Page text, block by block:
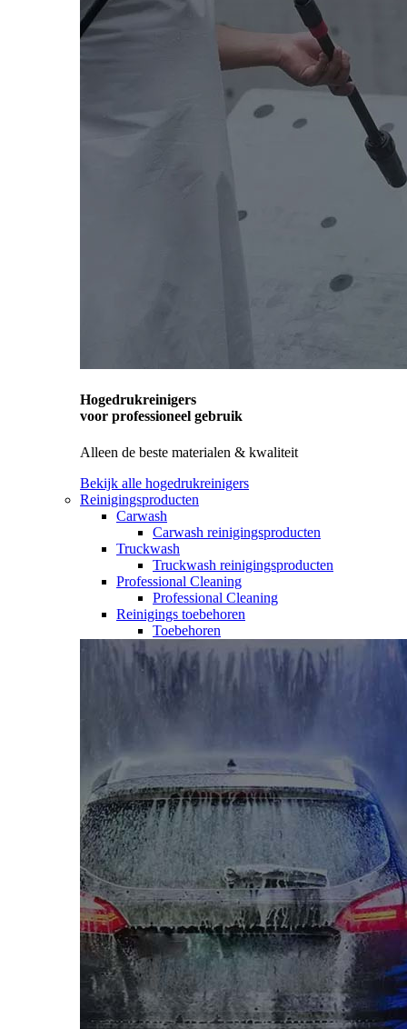
Hogedrukreinigers
voor professioneel gebruik
Alleen de beste materialen & kwaliteit
Bekijk alle hogedrukreinigers
Reinigingsproducten
Carwash
Carwash reinigingsproducten
Truckwash
Truckwash reinigingsproducten
Professional Cleaning
Professional Cleaning
Reinigings toebehoren
Toebehoren